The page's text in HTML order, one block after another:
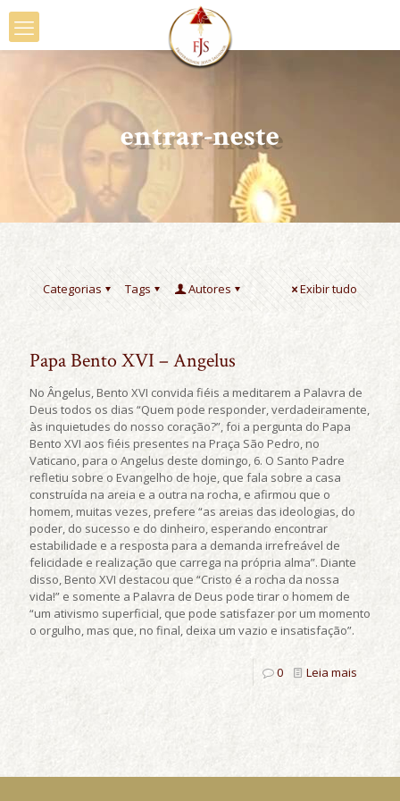
entrar-neste
Categorias Tags Autores Exibir tudo
Papa Bento XVI – Angelus
No Ângelus, Bento XVI convida fiéis a meditarem a Palavra de
Deus todos os dias “Quem pode responder, verdadeiramente,
às inquietudes do nosso coração?”, foi a pergunta do Papa
Bento XVI aos fiéis presentes na Praça São Pedro, no
Vaticano, para o Angelus deste domingo, 6. O Santo Padre
refletiu sobre o Evangelho de hoje, que fala sobre a casa
construída na areia e a outra na rocha, e afirmou que o
homem, muitas vezes, prefere “as areias das ideologias, do
poder, do sucesso e do dinheiro, esperando encontrar
estabilidade e a resposta para a demanda irrefreável de
felicidade e realização que carrega na própria alma”. Diante
disso, Bento XVI destacou que “Cristo é a rocha da nossa
vida!” e somente a Palavra de Deus pode tirar o homem de
“um ativismo superficial, que pode satisfazer por um momento
o orgulho, mas que, no final, deixa um vazio e insatisfação”.
0 Leia mais